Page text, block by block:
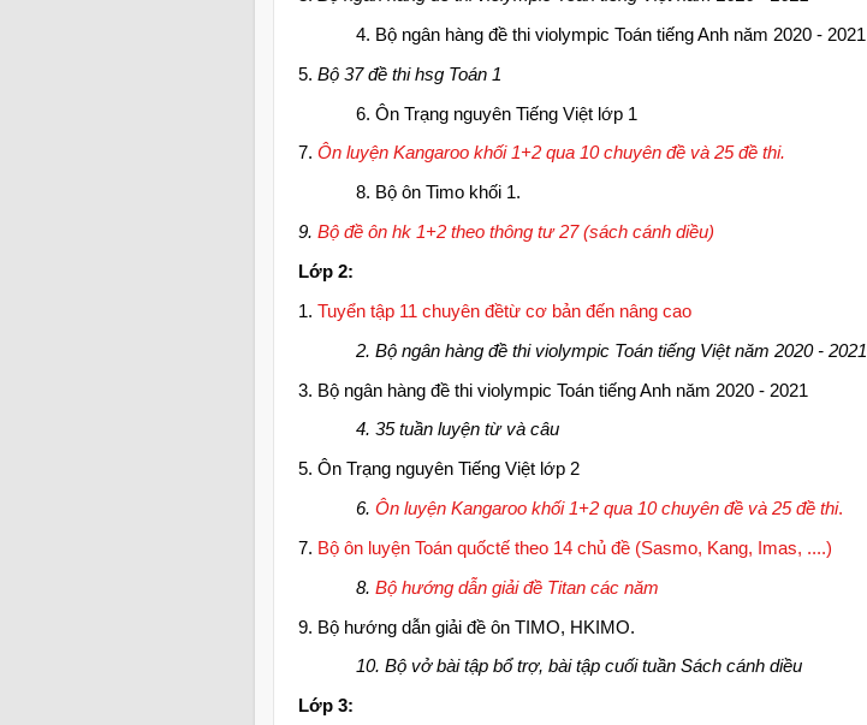
4. Bộ ngân hàng đề thi violympic Toán tiếng Anh năm 2020 - 2021
5. Bộ 37 đề thi hsg Toán 1
6. Ôn Trạng nguyên Tiếng Việt lớp 1
7. Ôn luyện Kangaroo khối 1+2 qua 10 chuyên đề và 25 đề thi.
8. Bộ ôn Timo khối 1.
9. Bộ đề ôn hk 1+2 theo thông tư 27 (sách cánh diều)
Lớp 2:
1. Tuyển tập 11 chuyên đềtừ cơ bản đến nâng cao
2. Bộ ngân hàng đề thi violympic Toán tiếng Việt năm 2020 - 2021
3. Bộ ngân hàng đề thi violympic Toán tiếng Anh năm 2020 - 2021
4. 35 tuần luyện từ và câu
5. Ôn Trạng nguyên Tiếng Việt lớp 2
6. Ôn luyện Kangaroo khối 1+2 qua 10 chuyên đề và 25 đề thi.
7. Bộ ôn luyện Toán quốctế theo 14 chủ đề (Sasmo, Kang, Imas, ....)
8. Bộ hướng dẫn giải đề Titan các năm
9. Bộ hướng dẫn giải đề ôn TIMO, HKIMO.
10. Bộ vở bài tập bổ trợ, bài tập cuối tuần Sách cánh diều
Lớp 3: